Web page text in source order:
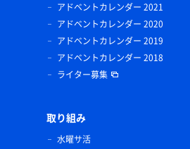
アドベントカレンダー 2021
アドベントカレンダー 2020
アドベントカレンダー 2019
アドベントカレンダー 2018
ライター募集
取り組み
水曜サ活